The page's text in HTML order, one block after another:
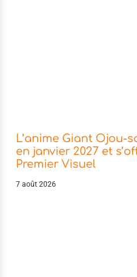
L’anime Giant Ojou-
en janvier 2027 et
Premier Visuel
7 août 2026